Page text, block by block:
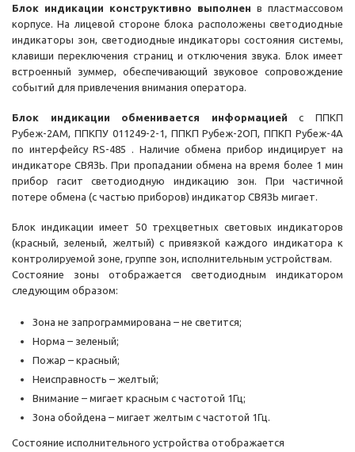
Блок индикации конструктивно выполнен в пластмассовом
корпусе. На лицевой стороне блока расположены светодиодные
индикаторы зон, светодиодные индикаторы состояния системы,
клавиши переключения страниц и отключения звука. Блок имеет
встроенный зуммер, обеспечивающий звуковое сопровождение
событий для привлечения внимания оператора.
Блок индикации обменивается информацией с ППКП
Рубеж-2АМ, ППКПУ 011249-2-1, ППКП Рубеж-2ОП, ППКП Рубеж-4А
по интерфейсу RS-485 . Наличие обмена прибор индицирует на
индикаторе СВЯЗЬ. При пропадании обмена на время более 1 мин
прибор гасит светодиодную индикацию зон. При частичной
потере обмена (с частью приборов) индикатор СВЯЗЬ мигает.
Блок индикации имеет 50 трехцветных световых индикаторов
(красный, зеленый, желтый) с привязкой каждого индикатора к
контролируемой зоне, группе зон, исполнительным устройствам.
Состояние зоны отображается светодиодным индикатором
следующим образом:
Зона не запрограммирована – не светится;
Норма – зеленый;
Пожар – красный;
Неисправность – желтый;
Внимание – мигает красным с частотой 1Гц;
Зона обойдена – мигает желтым с частотой 1Гц.
Состояние исполнительного устройства отображается